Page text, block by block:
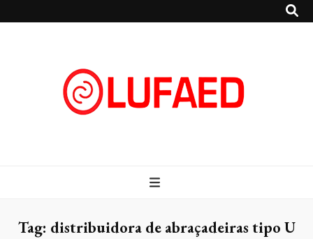
Tag: distribuidora de abraçadeiras tipo U